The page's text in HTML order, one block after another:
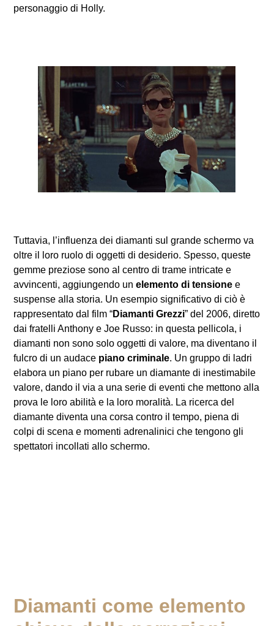
personaggio di Holly.
Tuttavia, l’influenza dei diamanti sul grande schermo va
oltre il loro ruolo di oggetti di desiderio. Spesso, queste
gemme preziose sono al centro di trame intricate e
avvincenti, aggiungendo unelemento di tensione e
suspense alla storia. Un esempio significativo di ciò è
rappresentato dal film “Diamanti Grezzi” del 2006, diretto
dai fratelli Anthony e Joe Russo: in questa pellicola, i
diamanti non sono solo oggetti di valore, ma diventano il
fulcro di un audace piano criminale. Un gruppo di ladri
elabora un piano per rubare un diamante di inestimabile
valore, dando il via a una serie di eventi che mettono alla
prova le loro abilità e la loro moralità. La ricerca del
diamante diventa una corsa contro il tempo, piena di
colpi di scena e momenti adrenalinici che tengono gli
spettatori incollati allo schermo.
Diamanti come elemento